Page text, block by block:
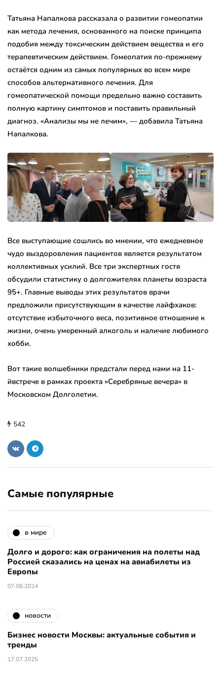
Татьяна Напалкова рассказала о развитии гомеопатии
как метода лечения, основанного на поиске принципа
подобия между токсическим действием вещества и его
терапевтическим действием. Гомеопатия по-прежнему
остаётся одним из самых популярных во всем мире
способов альтернативного лечения. Для
гомеопатической помощи предельно важно составить
полную картину симптомов и поставить правильный
диагноз. «Анализы мы не лечим», — добавила Татьяна
Напалкова.
Все выступающие сошлись во мнении, что ежедневное
чудо выздоровления пациентов является результатом
коллективных усилий. Все три экспертных гостя
обсудили статистику о долгожителях планеты возраста
95+. Главные выводы этих результатов врачи
предложили присутствующим в качестве лайфхаков:
отсутствие избыточного веса, позитивное отношение к
жизни, очень умеренный алкоголь и наличие любимого
хобби.
Вот такие волшебники предстали перед нами на 11-
йвстрече в рамках проекта «Серебряные вечера» в
Московском Долголетии.
542
Самые популярные
в мире
Долго и дорого: как ограничения на полеты над
Россией сказались на ценах на авиабилеты из
Европы
07.08.2024
новости
Бизнес новости Москвы: актуальные события и
тренды
17.07.2025